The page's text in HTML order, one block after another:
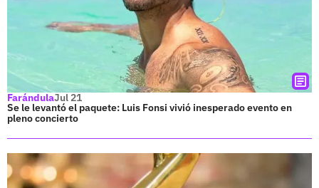
FarándulaJul 21
Se le levantó el paquete: Luis Fonsi vivió inesperado evento en
pleno concierto